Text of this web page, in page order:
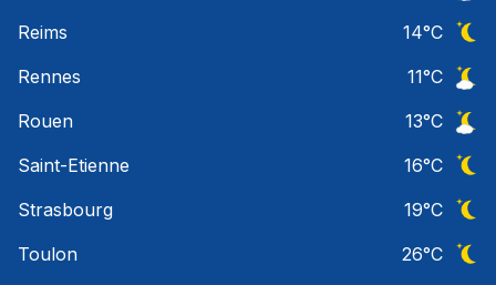
Reims
14°C
Rennes
11°C
Rouen
13°C
Saint-Etienne
16°C
Strasbourg
19°C
Toulon
26°C